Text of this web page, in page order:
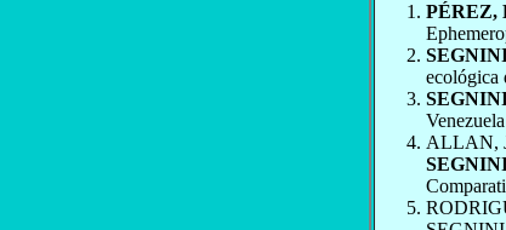
PÉREZ,
ecológica
ALLAN,